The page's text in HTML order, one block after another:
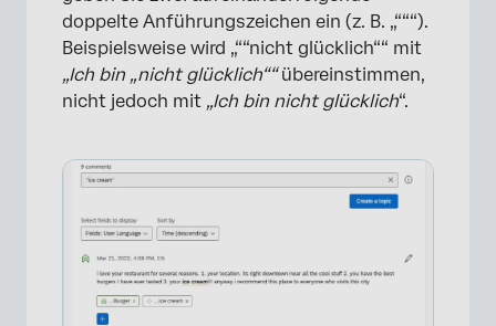
doppelte Anführungszeichen ein (z. B. „“““).
Beispielsweise wird „““nicht glücklich““ mit
„Ich bin „nicht glücklich““übereinstimmen,
nicht jedoch mit „Ich bin nicht glücklich“.